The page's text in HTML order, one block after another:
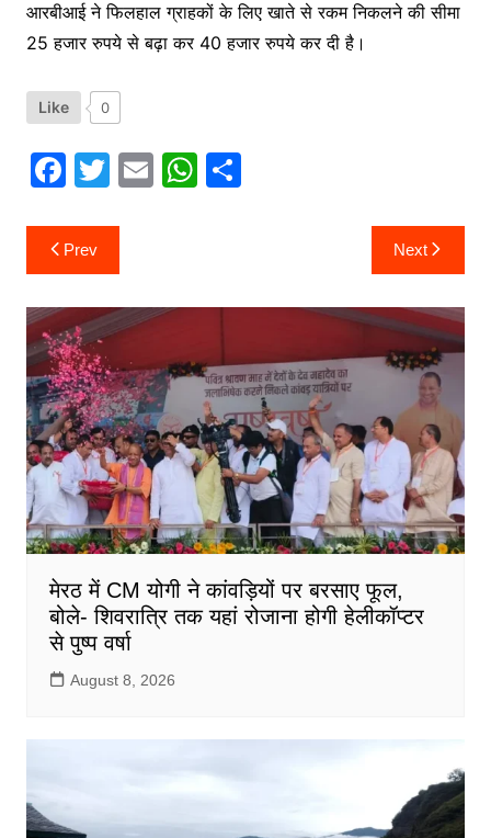
आरबीआई ने फिलहाल ग्राहकों के लिए खाते से रकम निकलने की सीमा
25 हजार रुपये से बढ़ा कर 40 हजार रुपये कर दी है।
Like 0
F
c
e
b
o
o
k
T
itt
er
E W
A
p
S
Post
navigation
Prev Next
मेरठ में CM योगी ने कांवड़ियों पर बरसाए फूल,
बोले- शिवरात्रि तक यहां रोजाना होगी हेलीकॉप्टर
से पुष्प वर्षा
August 8, 2026